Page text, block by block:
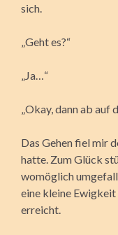
sich.
„Geht es?“
„Ja…“
„Okay, dann ab auf
Das Gehen fiel mir
hatte. Zum Glück
womöglich
eine kleine
erreicht.